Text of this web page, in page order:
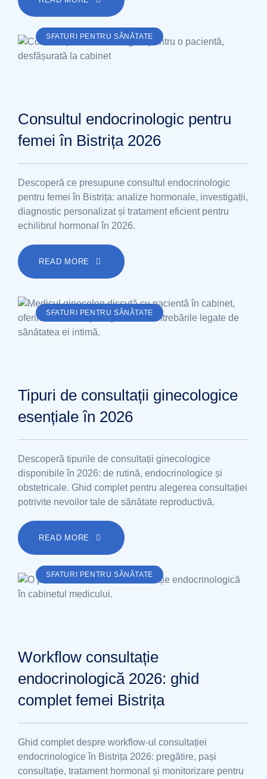
SFATURI PENTRU SĂNĂTATE
Consultul endocrinologic pentru
femei în Bistrița 2026
Descoperă ce presupune consultul endocrinologic
pentru femei în Bistrița: analize hormonale, investigații,
diagnostic personalizat și tratament eficient pentru
echilibrul hormonal în 2026.
READ MORE
SFATURI PENTRU SĂNĂTATE
Tipuri de consultații ginecologice
esențiale în 2026
Descoperă tipurile de consultații ginecologice
disponibile în 2026: de rutină, endocrinologice și
obstetricale. Ghid complet pentru alegerea consultației
potrivite nevoilor tale de sănătate reproductivă.
READ MORE
SFATURI PENTRU SĂNĂTATE
Workflow consultație
endocrinologică 2026: ghid
complet femei Bistrița
Ghid complet despre workflow-ul consultației
endocrinologice în Bistrița 2026: pregătire, pași
consultație, tratament hormonal și monitorizare pentru